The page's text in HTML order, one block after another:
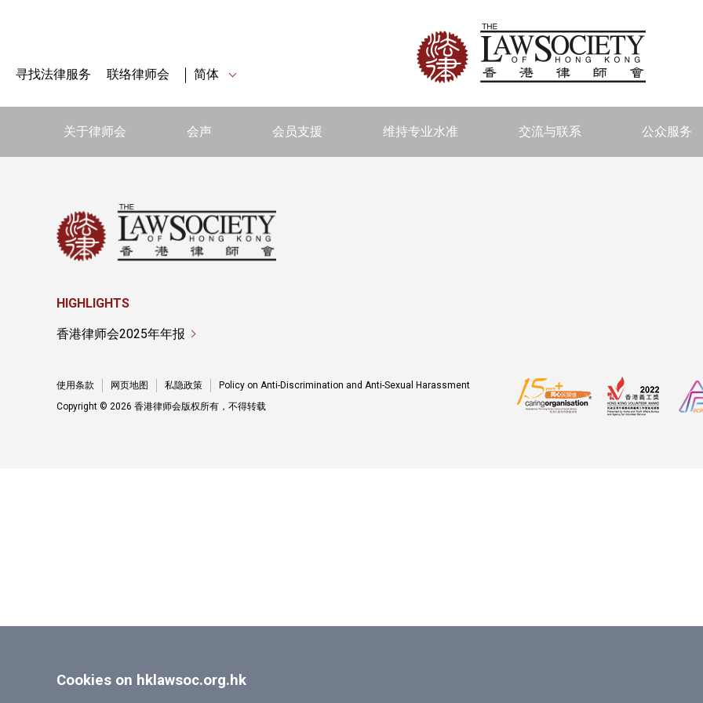
寻找法律服务 联络律师会 简体
关于律师会 会声 会员支援 维持专业水准 交流与联系 公众服务
Cookies on hklawsoc.org.hk
HIGHLIGHTS
香港律师会2025年年报
使用条款 网页地图 私隐政策
Policy on Anti-Discrimination and Anti-Sexual Harassment
Copyright © 2026 香港律师会版权所有，不得转载